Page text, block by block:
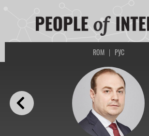
ROM | РУС